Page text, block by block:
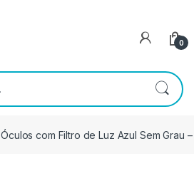
0
Óculos com Filtro de Luz Azul Sem Grau